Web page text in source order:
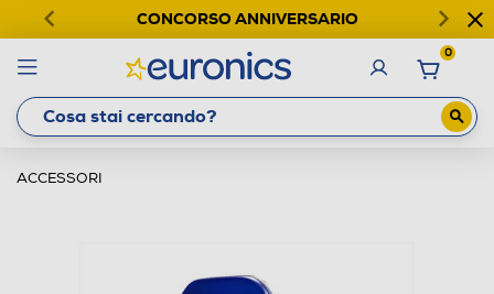
CONCORSO ANNIVERSARIO
0
ACCESSORI